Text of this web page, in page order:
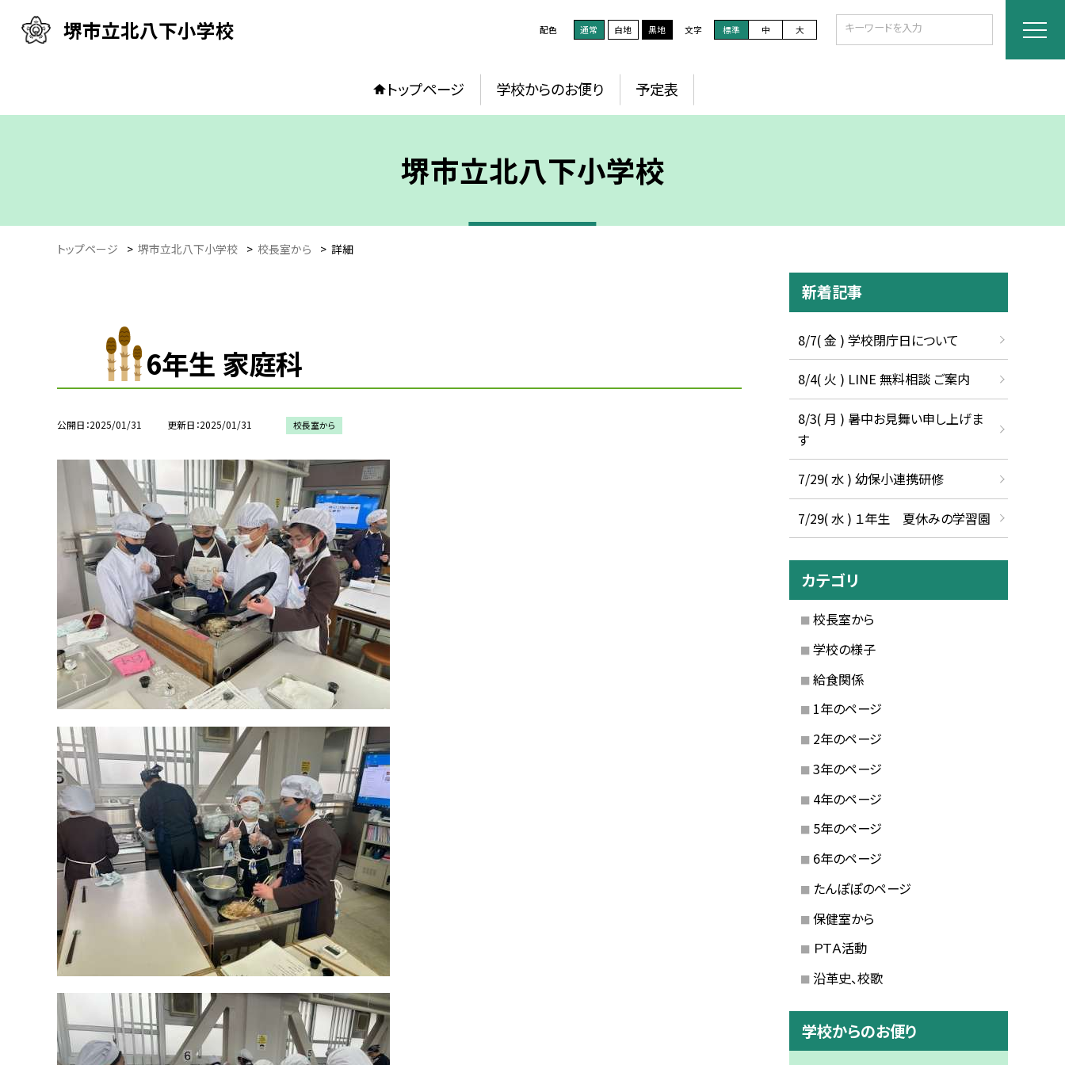
堺市立北八下小学校 配色 通常 白地 黒地 文字 標準 中 大
トップページ 学校からのお便り 予定表
堺市立北八下小学校
トップページ > 堺市立北八下小学校 > 校長室から > 詳細
6年生 家庭科
公開日 2025/01/31 更新日 2025/01/31 校長室から
新着記事
8/7( 金 ) 学校閉庁日について
8/4( 火 ) LINE 無料相談 ご案内
8/3( 月 ) 暑中お見舞い申し上げま
す
7/29( 水 ) 幼保小連携研修
7/29( 水 ) １年生 夏休みの学習園
カテゴリ
校長室から
学校の様子
給食関係
1年のページ
2年のページ
3年のページ
4年のページ
5年のページ
6年のページ
たんぽぽのページ
保健室から
ＰＴＡ活動
沿革史、校歌
学校からのお便り